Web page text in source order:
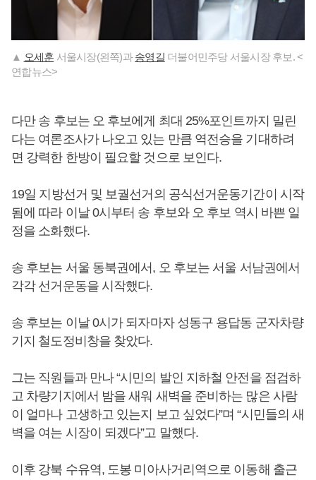
▲ 오세훈 서울시장(왼쪽)과송영길 더불어민주당 서울시장 후보. <
연합뉴스>
다만 송 후보는 오 후보에게 최대 25%포인트까지 밀린
다는 여론조사가 나오고 있는 만큼 역전승을 기대하려
면 강력한 한방이 필요할 것으로 보인다.
19일 지방선거 및 보궐선거의 공식선거운동기간이 시작
됨에 따라 이날 0시부터 송 후보와 오 후보 역시 바쁜 일
정을 소화했다.
송 후보는 서울 동북권에서, 오 후보는 서울 서남권에서
각각 선거운동을 시작했다.
송 후보는 이날 0시가 되자마자 성동구 용답동 군자차량
기지 철도정비창을 찾았다.
그는 직원들과 만나 “시민의 발인 지하철 안전을 점검하
고 차량기지에서 밤을 새워 새벽을 준비하는 많은 사람
이 얼마나 고생하고 있는지 보고 싶었다”며 “시민들의 새
벽을 여는 시장이 되겠다”고 말했다.
이후 강북 수유역, 도봉 미아사거리역으로 이동해 출근